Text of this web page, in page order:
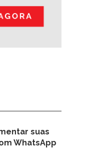
suas
WhatsApp